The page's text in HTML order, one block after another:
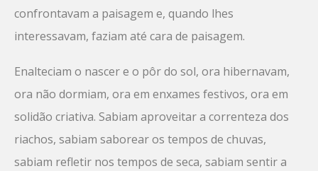
confrontavam a paisagem e, quando lhes
interessavam, faziam até cara de paisagem.
Enalteciam o nascer e o pôr do sol, ora hibernavam,
ora não dormiam, ora em enxames festivos, ora em
solidão criativa. Sabiam aproveitar a correnteza dos
riachos, sabiam saborear os tempos de chuvas,
sabiam refletir nos tempos de seca, sabiam sentir a